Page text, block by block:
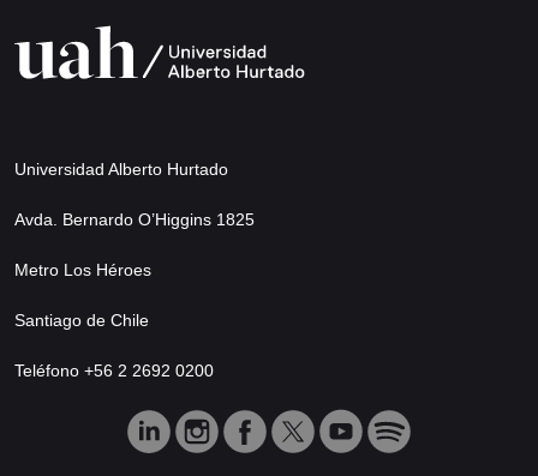
Universidad Alberto Hurtado
Avda. Bernardo O’Higgins 1825
Metro Los Héroes
Santiago de Chile
Teléfono +56 2 2692 0200